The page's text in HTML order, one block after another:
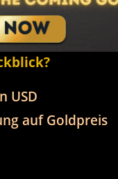
USD
auf Goldpreis